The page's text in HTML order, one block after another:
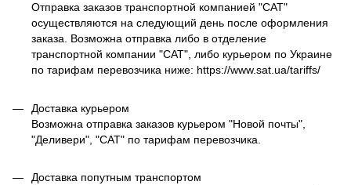
Отправка заказов транспортной компанией "САТ"
осуществляются на следующий день после оформления
заказа. Возможна отправка либо в отделение
транспортной компании "САТ", либо курьером по Украине
по тарифам перевозчика ниже: https://www.sat.ua/tariffs/
Доставка курьером
Возможна отправка заказов курьером "Новой почты",
"Деливери", "САТ" по тарифам перевозчика.
Доставка попутным транспортом